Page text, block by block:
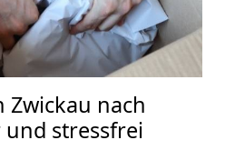
Zwickau nach
und stressfrei